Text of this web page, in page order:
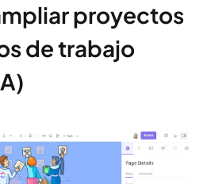
proyectos
de trabajo